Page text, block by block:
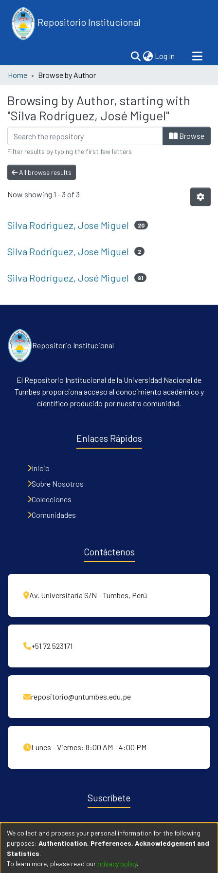
Repositorio Institucional
Log In (current)
Communities & Collections
All of DSpace
Contacto
Políticas
Home Browse by Author
Browsing by Author, starting with
"Silva Rodríguez, José Miguel"
Browse
Filter results by typing the first few letters
All browse results
Now showing 1 - 3 of 3
Silva Rodriguez, Jose Miguel 20
Silva Rodríguez, Jose Miguel 2
Silva Rodríguez, José Miguel 91
Repositorio Institucional
El Repositorio Institucional de la Universidad Nacional de
Tumbes proporciona acceso al conocimiento académico y
científico producido por nuestra comunidad.
Enlaces Rápidos
Inicio
Sobre Nosotros
Colecciones
Comunidades
Contáctenos
Av. Universitaria S/N - Tumbes, Perú
+51 72 523171
repositorio@untumbes.edu.pe
Lunes - Viernes: 8:00 AM - 4:00 PM
Suscríbete
Recibe notificaciones sobre nuevas publicaciones y eventos
relacionados con el repositorio. ingresa Aqui →
We collect and process your personal information for the following
purposes: Authentication, Preferences, Acknowledgement and
Statistics.
To learn more, please read our privacy policy.